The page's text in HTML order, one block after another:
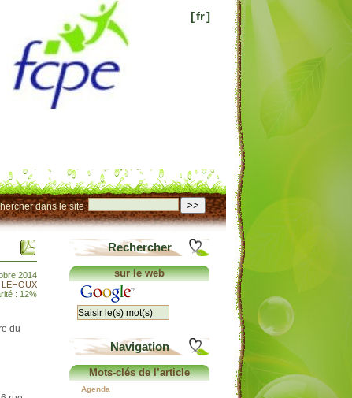
[fr]
>>
dans le site
2014
LEHOUX
: 12%
du
Rechercher
sur le web
Navigation
Mots-clés de l’article
Agenda